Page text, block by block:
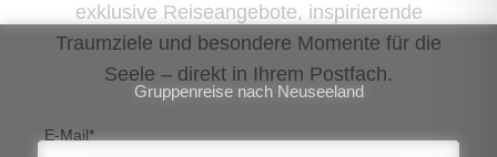
exklusive Reiseangebote, inspirierende
Traumziele und besondere Momente für die
Seele – direkt in Ihrem Postfach.
E-Mail*
Gruppenreise nach Neuseeland